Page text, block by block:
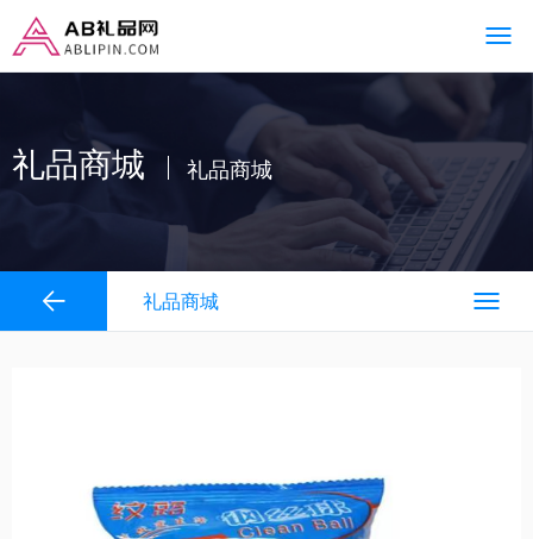
礼品商城 礼品商城
礼品商城